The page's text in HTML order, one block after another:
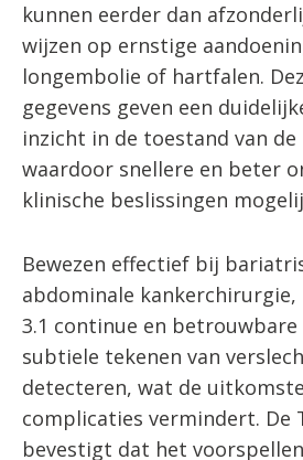
kunnen eerder dan
wijzen op ernstige
longembolie of hartfalen.
gegevens geven een
inzicht in de toestand van
waardoor snellere en beter
klinische beslissingen
Bewezen effectief bij
abdominale kankerchirurgie,
3.1 continue en betrouwbare
subtiele tekenen van
detecteren, wat de
complicaties vermindert. De
bevestigt dat het